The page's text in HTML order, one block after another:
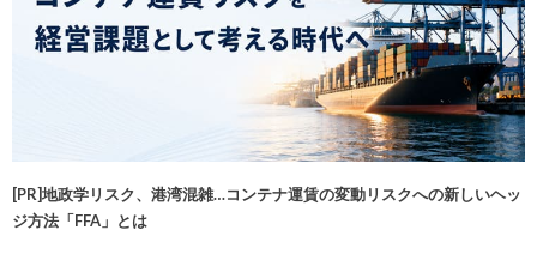
[PR]地政学リスク、港湾混雑…コンテナ運賃の変動リスクへの新しいヘッ
ジ方法「FFA」とは